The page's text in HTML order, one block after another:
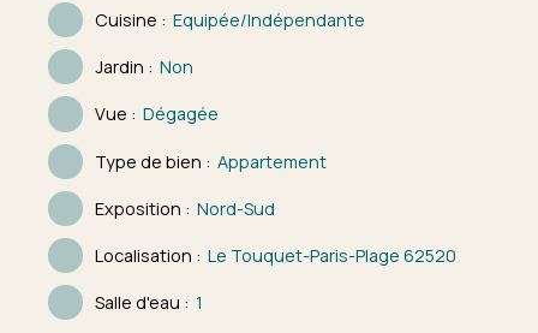
Cuisine : Equipée/Indépendante
Jardin : Non
Vue : Dégagée
Type de bien : Appartement
Exposition : Nord-Sud
Localisation : Le Touquet-Paris-Plage 62520
Salle d'eau : 1